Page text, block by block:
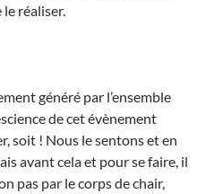
réaliser.
généré par l’ensemble
de cet évènement
soit ! Nous le sentons et en
avant cela et pour se faire, il
pas par le corps de chair,